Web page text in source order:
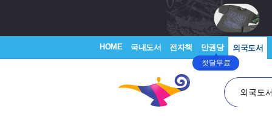
HOME 국내도서 전자책 만권당
첫달무료
외국도서
외국도